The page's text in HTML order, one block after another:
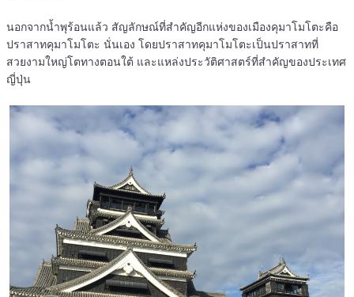
นอกจากน้ำพุร้อนแล้ว สัญลักษณ์ที่สำคัญอีกแห่งของเมืองคุมาโมโตะคือ
ปราสาทคุมาโมโตะ นั่นเอง โดยปราสาทคุมาโมโตะเป็นปราสาทที่
สวยงามใหญ่โตทางตอนใต้ และแหล่งประวัติศาสตร์ที่สำคัญของประเทศ
ญี่ปุ่น